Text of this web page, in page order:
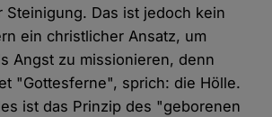
Steinigung. Das ist jedoch kein
ein christlicher Ansatz, um
Angst zu missionieren, denn
"Gottesferne", sprich: die Hölle.
ist das Prinzip des "geborenen